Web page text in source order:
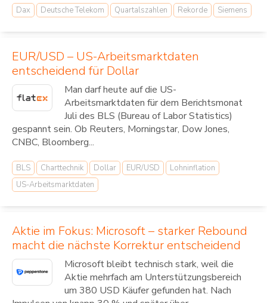
Dax Deutsche Telekom Quartalszahlen Rekorde Siemens
EUR/USD – US-Arbeitsmarktdaten
entscheidend für Dollar
Man darf heute auf die US-
Arbeitsmarktdaten für dem Berichtsmonat
Juli des BLS (Bureau of Labor Statistics)
gespannt sein. Ob Reuters, Morningstar, Dow Jones,
CNBC, Bloomberg...
BLS Charttechnik Dollar EUR/USD
Lohninflation
US-Arbeitsmarktdaten
Aktie im Fokus: Microsoft – starker Rebound
macht die nächste Korrektur entscheidend
Microsoft bleibt technisch stark, weil die
Aktie mehrfach am Unterstützungsbereich
um 380 USD Käufer gefunden hat. Nach